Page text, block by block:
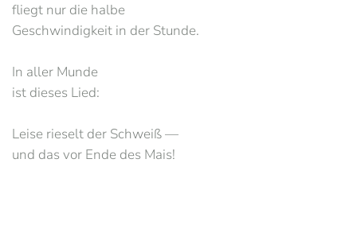
fliegt nur die halbe
Geschwindigkeit in der Stunde.
In aller Munde
ist dieses Lied:
Leise rieselt der Schweiß —
und das vor Ende des Mais!